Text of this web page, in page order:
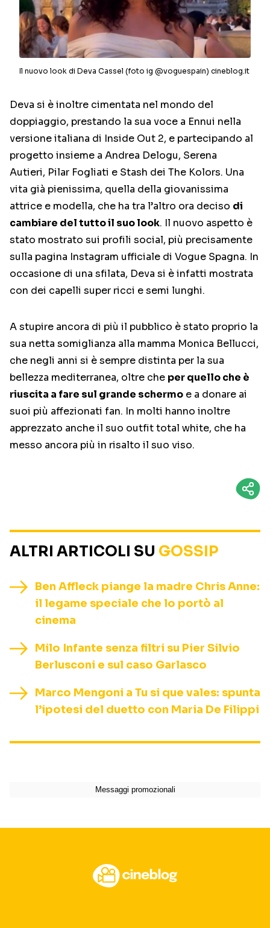
Il nuovo look di Deva Cassel (foto ig @voguespain) cineblog.it
Deva si è inoltre cimentata nel mondo del
doppiaggio, prestando la sua voce a Ennui nella
versione italiana di Inside Out 2, e partecipando al
progetto insieme a Andrea Delogu, Serena
Autieri, Pilar Fogliati e Stash dei The Kolors. Una
vita già pienissima, quella della giovanissima
attrice e modella, che ha tra l’altro ora deciso di
cambiare del tutto il suo look. Il nuovo aspetto è
stato mostrato sui profili social, più precisamente
sulla pagina Instagram ufficiale di Vogue Spagna. In
occasione di una sfilata, Deva si è infatti mostrata
con dei capelli super ricci e semi lunghi.
A stupire ancora di più il pubblico è stato proprio la
sua netta somiglianza alla mamma Monica Bellucci,
che negli anni si è sempre distinta per la sua
bellezza mediterranea, oltre che per quello che è
riuscita a fare sul grande schermo e a donare ai
suoi più affezionati fan. In molti hanno inoltre
apprezzato anche il suo outfit total white, che ha
messo ancora più in risalto il suo viso.
ALTRI ARTICOLI SU GOSSIP
Ben Affleck piange la madre Chris Anne:
il legame speciale che lo portò al
cinema
Milo Infante senza filtri su Pier Silvio
Berlusconi e sul caso Garlasco
Marco Mengoni a Tu si que vales: spunta
l’ipotesi del duetto con Maria De Filippi